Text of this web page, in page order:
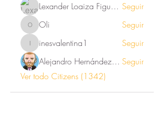
Lexander Loaiza Figueroa Seguir
Oli Oli Seguir
inesvalentina1
inesvalentina1
Seguir
Alejandro Hernández Renner Seguir
Ver todo Citizens (1342)